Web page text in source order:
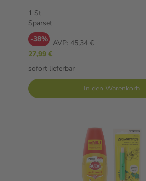
1 St
Sparset
-38% AVP: 45,34 €
27,99 €
sofort lieferbar
In den Warenkorb